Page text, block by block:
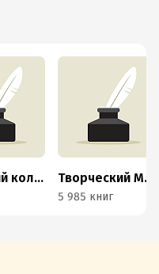
Авторский коллектив «Буферная бухта» Творческий MojoMedia
5 985 книг